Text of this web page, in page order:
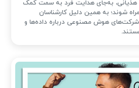
هذیانی، به‌جای هدایت فرد به سمت کمک
شوند؛ به همین دلیل کارشناسان
هوش مصنوعی درباره داده‌ها و